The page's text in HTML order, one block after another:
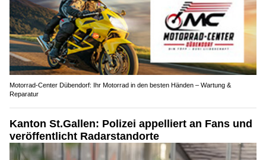
Motorrad-Center Dübendorf: Ihr Motorrad in den besten Händen – Wartung &
Reparatur
Kanton St.Gallen: Polizei appelliert an Fans und
veröffentlicht Radarstandorte